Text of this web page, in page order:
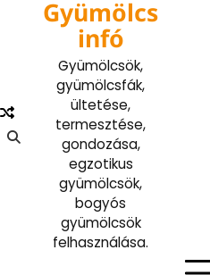
Gyümölcs
infó
Gyümölcsök,
gyümölcsfák,
ültetése,
termesztése,
gondozása,
egzotikus
gyümölcsök,
bogyós
gyümölcsök
felhasználása.